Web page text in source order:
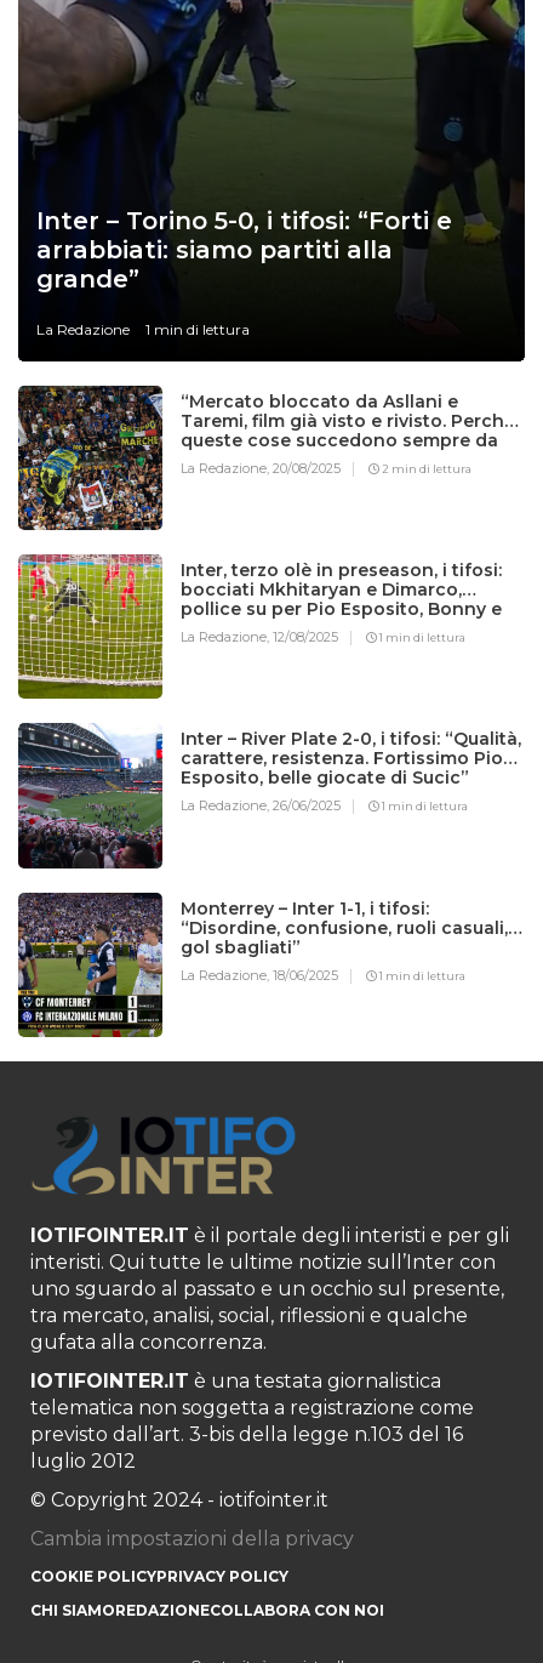
Inter – Torino 5-0, i tifosi: “Forti e
arrabbiati: siamo partiti alla
grande”
La Redazione 1 min di lettura
“Mercato bloccato da Asllani e
Taremi, film già visto e rivisto. Perché
queste cose succedono sempre da
noi?” Tifosi scatenati sui social
La Redazione,20/08/2025 2 min di lettura
Inter, terzo olè in preseason, i tifosi:
bocciati Mkhitaryan e Dimarco,
pollice su per Pio Esposito, Bonny e
Sucic
La Redazione,12/08/2025 1 min di lettura
Inter – River Plate 2-0, i tifosi: “Qualità,
carattere, resistenza. Fortissimo Pio
Esposito, belle giocate di Sucic”
La Redazione,26/06/2025 1 min di lettura
Monterrey – Inter 1-1, i tifosi:
“Disordine, confusione, ruoli casuali,
gol sbagliati”
La Redazione,18/06/2025 1 min di lettura
IOTIFOINTER.IT è il portale degli interisti e per gli
interisti. Qui tutte le ultime notizie sull’Inter con
uno sguardo al passato e un occhio sul presente,
tra mercato, analisi, social, riflessioni e qualche
gufata alla concorrenza.
IOTIFOINTER.IT è una testata giornalistica
telematica non soggetta a registrazione come
previsto dall’art. 3-bis della legge n.103 del 16
luglio 2012
© Copyright 2024 - iotifointer.it
Cambia impostazioni della privacy
COOKIE POLICYPRIVACY POLICY
CHI SIAMOREDAZIONECOLLABORA CON NOI